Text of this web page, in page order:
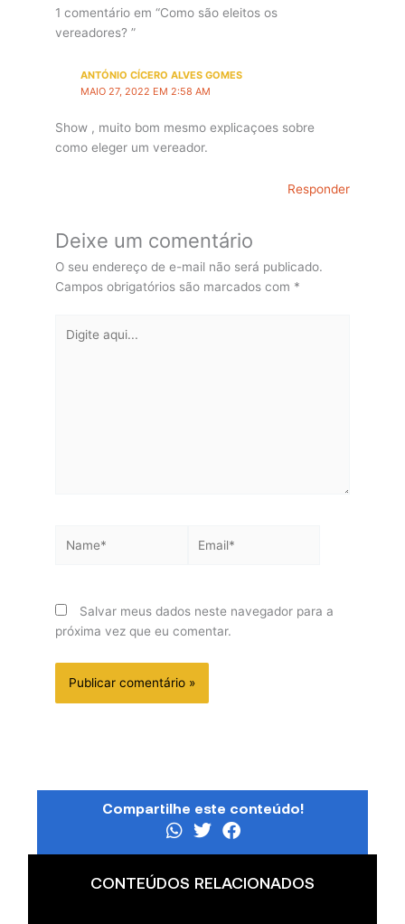
1 comentário em “Como são eleitos os
vereadores? ”
ANTÓNIO CÍCERO ALVES GOMES
MAIO 27, 2022 EM 2:58 AM
Show , muito bom mesmo explicaçoes sobre
como eleger um vereador.
Responder
Deixe um comentário
O seu endereço de e-mail não será publicado.
Campos obrigatórios são marcados com *
aqui...
Salvar meus dados neste navegador para a
próxima vez que eu comentar.
Compartilhe este conteúdo!
CONTEÚDOS RELACIONADOS